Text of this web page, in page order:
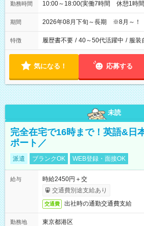
勤務時間 10:00～18:00(実働7時間 休憩1時
期間 2026年08月下旬～長期 ※8月～！
特徴 履歴書不要 / 40～50代活躍中 / 服装
気になる！ 応募する
未読
完全在宅で16時まで！英語&日
ポート／
派遣 ブランクOK WEB登録・面接OK
給与
時給2450円＋交
交通費別途支給あり
交通費 出社時の通勤交通費支給
勤務地
東京都港区